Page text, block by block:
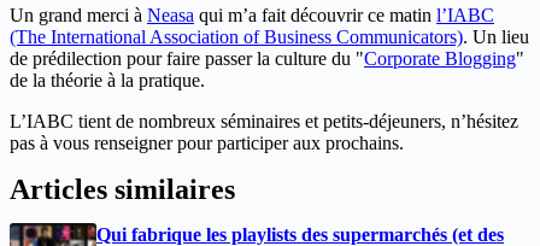
Un grand merci à Neasa qui m’a fait découvrir ce matin l’IABC
(The International Association of Business Communicators). Un lieu
de prédilection pour faire passer la culture du "Corporate Blogging"
de la théorie à la pratique.
L’IABC tient de nombreux séminaires et petits-déjeuners, n’hésitez
pas à vous renseigner pour participer aux prochains.
Articles similaires
Qui fabrique les playlists des supermarchés (et des